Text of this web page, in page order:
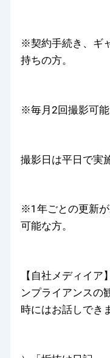
※契約手続き、ギ
持ちの方。
※毎月2回撮影可能
撮影日は平日で実
※1年ごとの更新
可能な方。
【自社メディイ
ンプライアンスの
時にはお話しでき